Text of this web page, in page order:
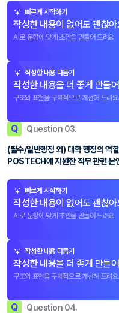
빠르게 시작하기
작성한 내용이 없어도 괜찮아
AI로 문항에 맞게 초안을 만들어 드려요.
작성한 내용 다듬기
작성한 내용을 더 좋게 만들
구조와 표현을 구체적으로 개선해 드려요.
Q Question 03.
(필수/일반행정 외) 대학 행정의 역
POSTECH에 지원한 직무 관련 본
빠르게 시작하기
작성한 내용이 없어도 괜찮아
AI로 문항에 맞게 초안을 만들어 드려요.
작성한 내용 다듬기
작성한 내용을 더 좋게 만들
구조와 표현을 구체적으로 개선해 드려요.
Q Question 04.